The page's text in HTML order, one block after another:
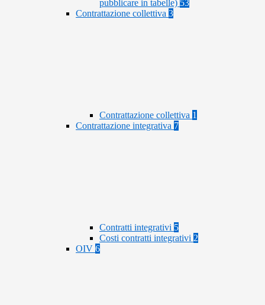
pubblicare in tabelle) 53
Contrattazione collettiva 3
Contrattazione collettiva 1
Contrattazione integrativa 7
Contratti integrativi 5
Costi contratti integrativi 2
OIV 6